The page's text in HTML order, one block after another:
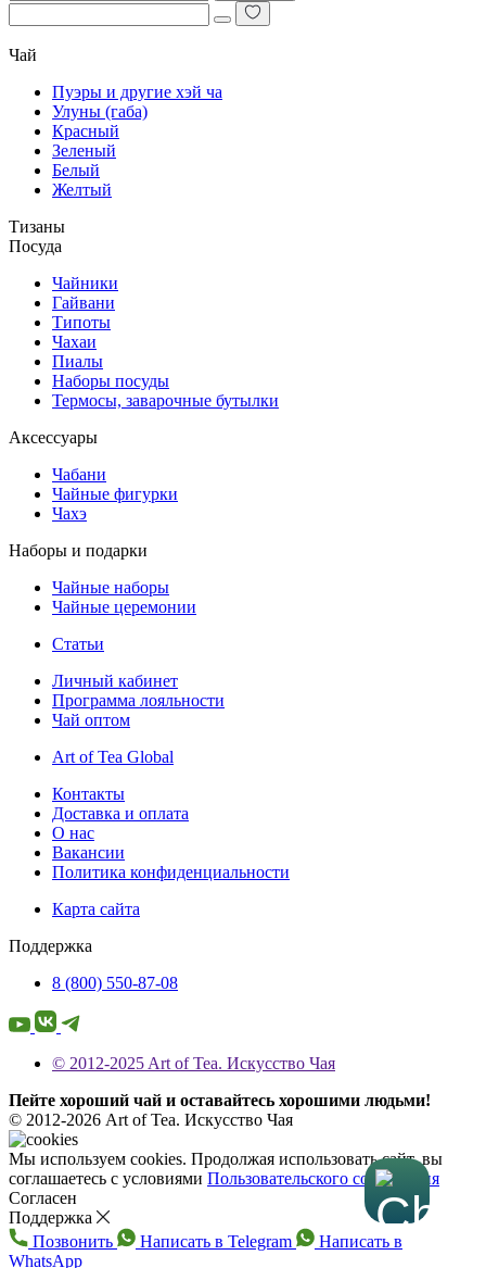
Чай
Пуэры и другие хэй ча
Улуны (габа)
Красный
Зеленый
Белый
Желтый
Тизаны
Посуда
Чайники
Гайвани
Типоты
Чахаи
Пиалы
Наборы посуды
Термосы, заварочные бутылки
Аксессуары
Чабани
Чайные фигурки
Чахэ
Наборы и подарки
Чайные наборы
Чайные церемонии
Статьи
Личный кабинет
Программа лояльности
Чай оптом
Art of Tea Global
Контакты
Доставка и оплата
О нас
Вакансии
Политика конфиденциальности
Карта сайта
Поддержка
8 (800) 550-87-08
© 2012-2025 Art of Tea. Искусство Чая
Пейте хороший чай и оставайтесь хорошими людьми!
© 2012-2026 Art of Tea. Искусство Чая
Мы используем cookies. Продолжая использовать сайт, вы
соглашаетесь с условиями Пользовательского соглашения
Согласен
Поддержка
Позвонить
Написать в Telegram
Написать в
WhatsApp